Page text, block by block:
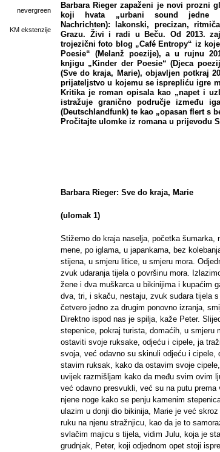
nevergreen
KM ekstenzije
Barbara Rieger zapaženi je novi prozni
koji hvata „urbani sound jedne
Nachrichten): lakonski, precizan,
Grazu. Živi i radi u Beču. Od 2013.
trojezični foto blog „Café Entropy“ iz
Poesie“ (Melanž poezije), a u rujnu
knjigu „Kinder der Poesie“ (Djeca
(Sve do kraja, Marie), objavljen potkraj
prijateljstvo u kojemu se isprepliću igre
Kritika je roman opisala kao „napet i
istražuje granično područje između
(Deutschlandfunk) te kao „opasan flert s
Pročitajte ulomke iz romana u prijevodu
Barbara Rieger: Sve do kraja, Marie
(ulomak 1)
Stižemo do kraja naselja, početka šumarka,
mene, po iglama, u japankama, bez
stijena, u smjeru litice, u smjeru mora.
zvuk udaranja tijela o površinu mora.
žene i dva muškarca u bikinijima i kupaćim
dva, tri, i skaču, nestaju, zvuk sudara tijela
četvero jedno za drugim ponovno izranja,
Direktno ispod nas je spilja, kaže Peter.
stepenice, pokraj turista, domaćih, u smjeru
ostaviti svoje ruksake, odjeću i cipele, ja
svoja, već odavno su skinuli odjeću i cipele,
stavim ruksak, kako da ostavim svoje
uvijek razmišljam kako da među svim ovim
već odavno presvukli, već su na putu
njene noge kako se penju kamenim
ulazim u donji dio bikinija, Marie je već
ruku na njenu stražnjicu, kao da je to
svlačim majicu s tijela, vidim Julu, koja je
grudnjak, Peter, koji odjednom opet stoji